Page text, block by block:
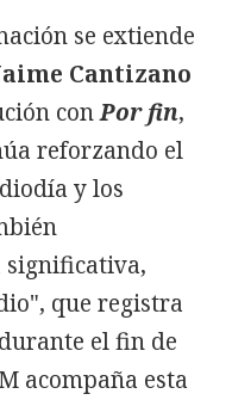
se extiende
Cantizano
conPor fin,
reforzando el
y los
significativa,
que registra
el fin de
acompaña esta